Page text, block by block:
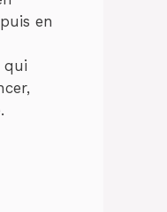
en
qui